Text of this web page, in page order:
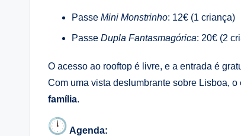
Passe Mini Monstrinho: 12€ (1 criança)
Passe Dupla Fantasmagórica: 20€ (2
O acesso ao rooftop é livre, e a entrada é
Com uma vista deslumbrante sobre Lisboa, o
família.
Agenda: